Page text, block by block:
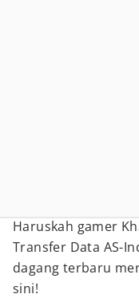
Haruskah gamer
Transfer Data AS-
dagang terbaru
sini!